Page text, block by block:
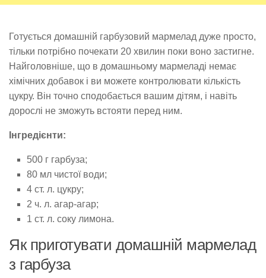
Готується домашній гарбузовий мармелад дуже просто,
тільки потрібно почекати 20 хвилин поки воно застигне.
Найголовніше, що в домашньому мармеладі немає
хімічних добавок і ви можете контролювати кількість
цукру. Він точно сподобається вашим дітям, і навіть
дорослі не зможуть встояти перед ним.
Інгредієнти:
500 г гарбуза;
80 мл чистої води;
4 ст. л. цукру;
2 ч. л. агар-агар;
1 ст. л. соку лимона.
Як приготувати домашній мармелад
з гарбуза